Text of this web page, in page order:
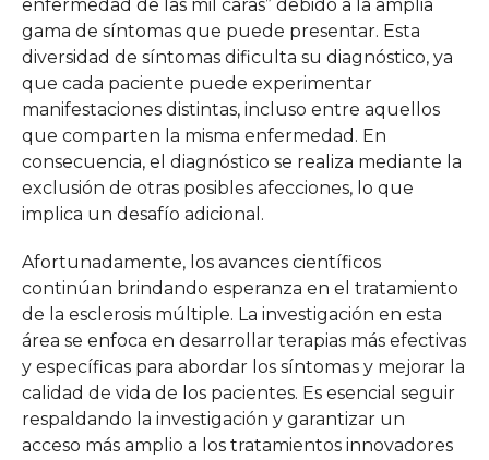
enfermedad de las mil caras” debido a la amplia
gama de síntomas que puede presentar. Esta
diversidad de síntomas dificulta su diagnóstico, ya
que cada paciente puede experimentar
manifestaciones distintas, incluso entre aquellos
que comparten la misma enfermedad. En
consecuencia, el diagnóstico se realiza mediante la
exclusión de otras posibles afecciones, lo que
implica un desafío adicional.
Afortunadamente, los avances científicos
continúan brindando esperanza en el tratamiento
de la esclerosis múltiple. La investigación en esta
área se enfoca en desarrollar terapias más efectivas
y específicas para abordar los síntomas y mejorar la
calidad de vida de los pacientes. Es esencial seguir
respaldando la investigación y garantizar un
acceso más amplio a los tratamientos innovadores